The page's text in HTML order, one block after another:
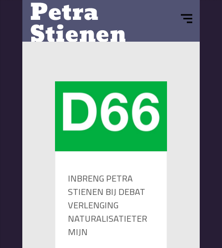
INBRENG PETRA
STIENEN BIJ DEBAT
VERLENGING
NATURALISATIETER
MIJN